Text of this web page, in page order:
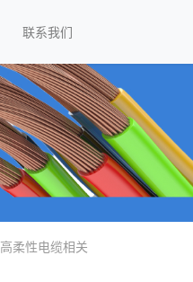
联系我们
高柔性电缆相关